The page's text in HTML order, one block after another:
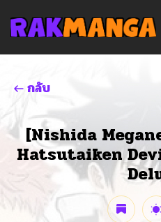
กลับ
[Nishida
Hatsutaiken